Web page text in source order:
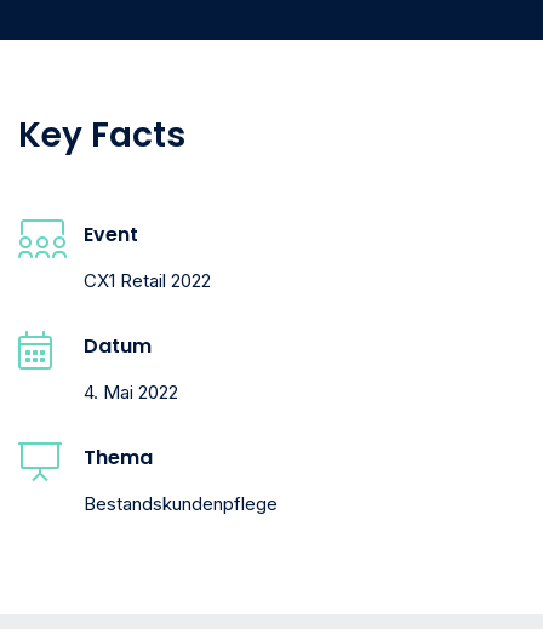
Key Facts
Event
CX1 Retail 2022
Datum
4. Mai 2022
Thema
Bestandskundenpflege